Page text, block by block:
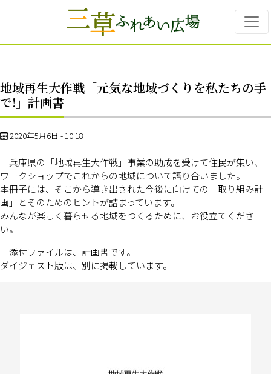
地域再生大作戦「元気な地域づくりを私たちの手
で!」計画書
2020年5月6日 - 10:18
兵庫県の「地域再生大作戦」事業の助成を受けて住民が集い、
ワークショップでこれからの地域について語り合いました。
本冊子には、そこから導き出された今後に向けての「取り組み計
画」とそのためのヒントが詰まっています。
みんなが楽しく暮らせる地域をつくるために、お役立てくださ
い。
添付ファイルは、計画書です。
ダイジェスト版は、別に掲載しています。